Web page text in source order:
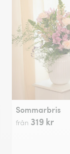
Sommarbris
från 319 kr